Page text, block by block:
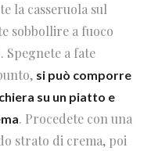
la casseruola sul
sobbollire a fuoco
Spegnete a fate
si può comporre
su un piatto e
. Procedete con una
strato di crema, poi